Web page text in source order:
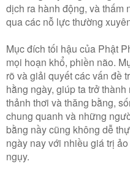
dịch ra hành động, và thấm
qua các nỗ lực thường
Mục đích tối hậu của Phật
mọi hoạn khổ, phiền não.
rõ và giải quyết các vấn đề
hằng ngày, giúp ta trở
thảnh thơi và thăng bằng,
chung quanh và những
bằng nầy cũng không dễ
ngày nay với nhiều giá trị
ngụy.